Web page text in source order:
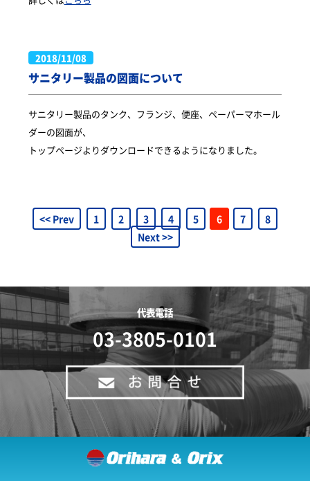
2018/11/08
サニタリー製品の図面について
サニタリー製品のタンク、フランジ、便座、ペーパーマホール
ダーの図面が、
トップページよりダウンロードできるようになりました。
<< Prev 1 2 3 4 5 6 7
8
Next >>
代表電話
03-3805-0101